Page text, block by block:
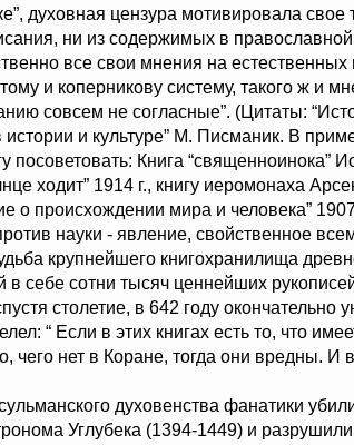
духовная цензура мотивировала
ни из содержимых в
все свои мнения на естественных
и коперникову систему, такого ж и
совсем не согласные”. (Цитаты:
истории и культуре” М. Писманик. В
посоветовать: Книга “священноинока”
ходит” 1914 г., книгу иеромонаха
о происхождении мира и человека” 1907
науки - явление, свойственное
крупнейшего книгохранилища
в себе сотни тысяч ценнейших
столетие, в 642 году
“ Если в этих книгах есть то, что
чего нет в Коране, тогда они вредны. И
духовенства фанатики
Углубека (1394-1449) и